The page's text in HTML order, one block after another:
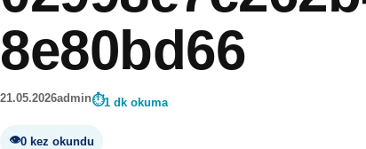
8e80bd66
21.05.2026admin 1 dk okuma
0 kez okundu